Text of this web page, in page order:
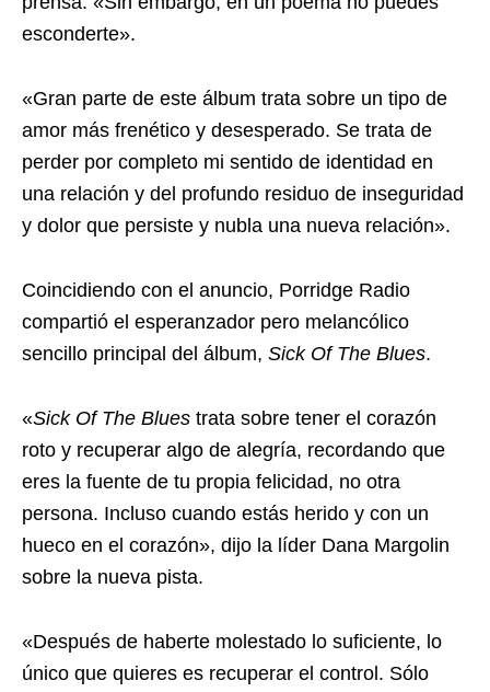
esconderte».
«Gran parte de este álbum trata sobre un tipo de
amor más frenético y desesperado. Se trata de
perder por completo mi sentido de identidad en
una relación y del profundo residuo de inseguridad
y dolor que persiste y nubla una nueva relación».
Coincidiendo con el anuncio, Porridge Radio
compartió el esperanzador pero melancólico
sencillo principal del álbum, Sick Of The Blues.
«Sick Of The Blues trata sobre tener el corazón
roto y recuperar algo de alegría, recordando que
eres la fuente de tu propia felicidad, no otra
persona. Incluso cuando estás herido y con un
hueco en el corazón», dijo la líder Dana Margolin
sobre la nueva pista.
«Después de haberte molestado lo suficiente, lo
único que quieres es recuperar el control. Sólo